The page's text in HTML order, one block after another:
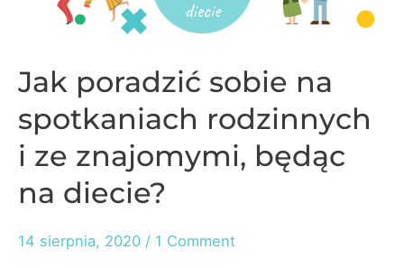
Jak poradzić sobie na
spotkaniach rodzinnych
i ze znajomymi, będąc
na diecie?
14 sierpnia, 2020 / 1 Comment